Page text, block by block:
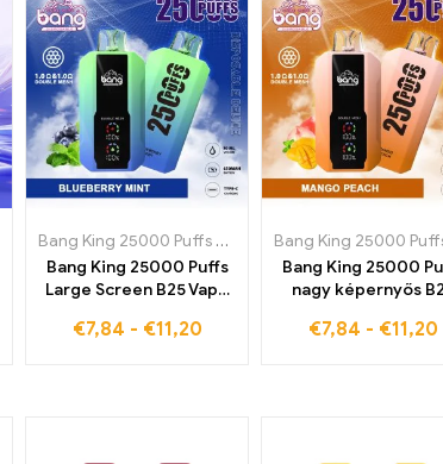
, Eldobható e-cigaretta Finnországban,
Bang King 25000 Puffs nagy képernyő B25 ,
Bang King 25000 Puffs
Large Screen B25 Vape
minőségű kidolgozás és
€7,84 - €11,20
Bang King 25000
nagy képernyős
őszibarack mangó
€7,84 - €11,20